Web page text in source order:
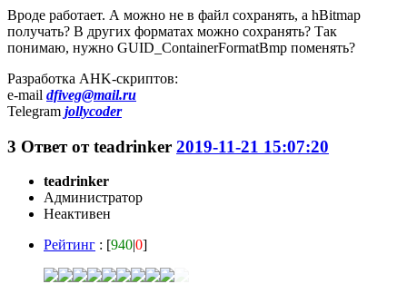
Вроде работает. А можно не в файл сохранять, а hBitmap
получать? В других форматах можно сохранять? Так
понимаю, нужно GUID_ContainerFormatBmp поменять?
Разработка AHK-скриптов:
e-mail dfiveg@mail.ru
Telegram jollycoder
3 Ответ отteadrinker 2019-11-21 15:07:20
teadrinker
Администратор
Неактивен
Рейтинг : [940|0]